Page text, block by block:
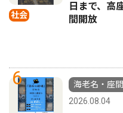
社会
日まで、高
間開放
6
海老名・座
2026.08.04